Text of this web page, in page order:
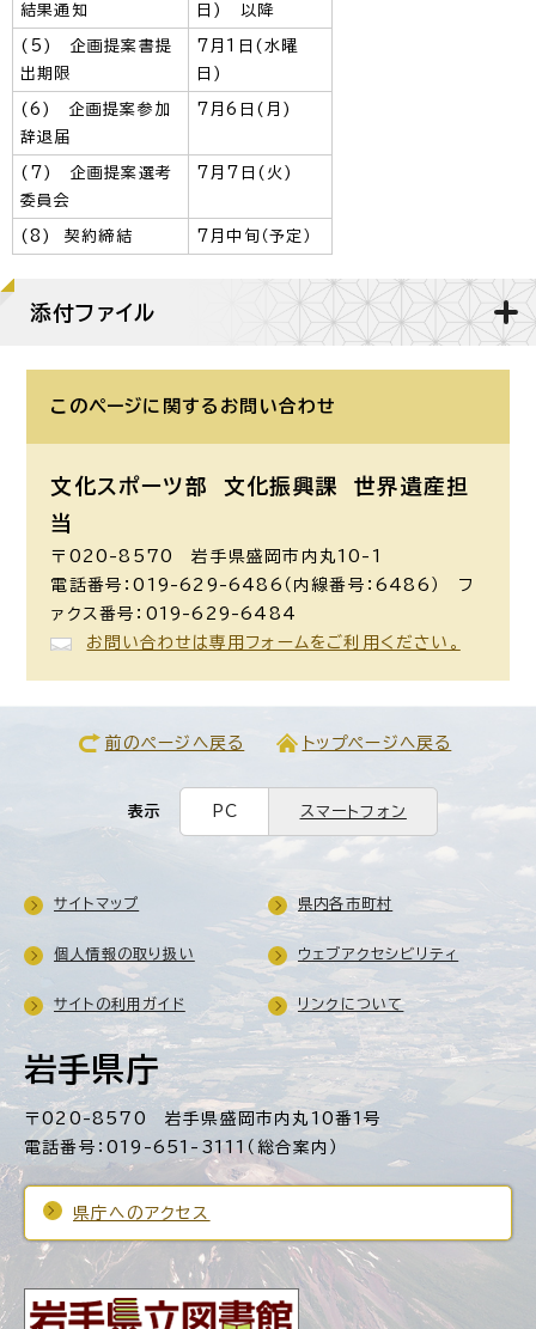
結果通知
日) 以降
(5) 企画提案書提
出期限
7月1日(水曜
日)
(6) 企画提案参加
辞退届
7月6日(月)
(7) 企画提案選考
委員会
7月7日(火)
(8) 契約締結 7月中旬（予定）
添付ファイル
このページに関する お問い合わせ
文化スポーツ部 文化振興課
世界遺産担
当
〒020-8570 岩手県盛岡市内丸10-1
電話番号：019-629-6486（内線番号：6486） フ
ァクス番号：019-629-6484
お問い合わせは専用フォームをご利用ください。
前のページへ戻る トップページへ戻る
表示 PC スマートフォン
岩手県庁
〒020-8570 岩手県盛岡市内丸10番1号
電話番号：019-651-3111（総合案内）
県庁へのアクセス
サイトマップ 県内各市町村
個人情報の取り扱い ウェブアクセシビリティ
サイトの利用ガイド リンクについて